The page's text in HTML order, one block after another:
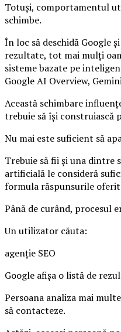
Totuși, comportamentul
schimbe.
În loc să deschidă Google
rezultate, tot mai mulți
sisteme bazate pe
Google AI Overview,
Această schimbare
trebuie să își construiască
Nu mai este suficient să
Trebuie să fii și una dintre
artificială le consideră
formula răspunsurile
Până de curând, procesul
Un utilizator căuta:
agenție SEO
Google afișa o listă de
Persoana analiza mai
să contacteze.